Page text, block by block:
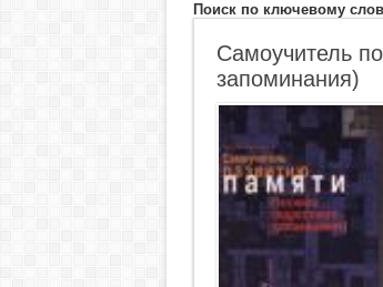
Поиск по ключевому
Самоучитель
запоминания)